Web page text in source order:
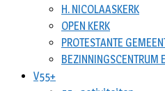
H. NICOLAASKERK
OPEN KERK
PROTESTANTE
BEZINNINGSCENTRUM
V55+